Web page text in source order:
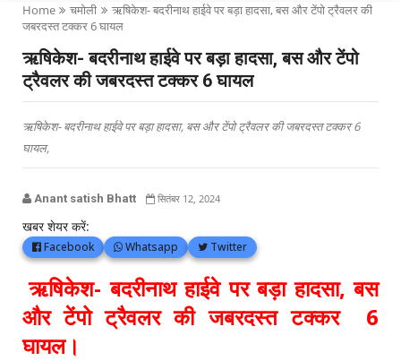
Home चमोली
ऋषिकेश- बदरीनाथ हाईवे पर बड़ा हादसा, बस और टेंपो ट्रैवलर की
जबरदस्त टक्कर 6 घायल
ऋषिकेश- बदरीनाथ हाईवे पर बड़ा हादसा, बस और टेंपो
ट्रैवलर की जबरदस्त टक्कर 6 घायल
ऋषिकेश- बदरीनाथ हाईवे पर बड़ा हादसा, बस और टेंपो ट्रैवलर की जबरदस्त टक्कर 6
घायल,
Anant satish Bhatt सितंबर 12, 2024
खबर शेयर करें:
Facebook Whatsapp Twitter
ऋषिकेश- बदरीनाथ हाईवे पर बड़ा हादसा, बस
और टेंपो ट्रैवलर की जबरदस्त टक्कर 6
घायल।